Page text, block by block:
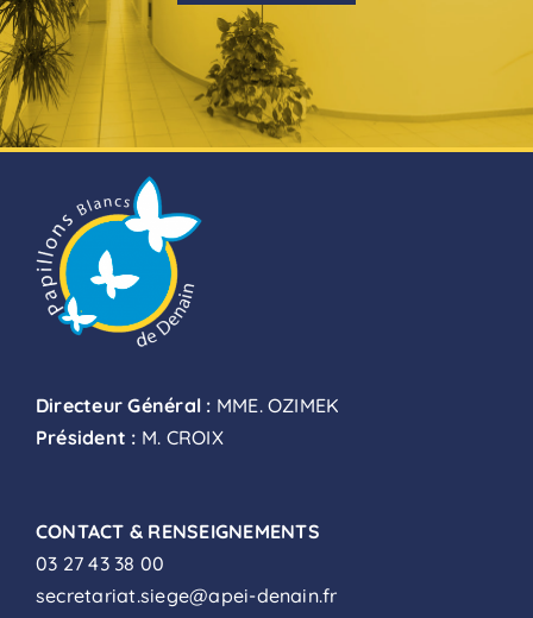
Directeur Général : MME. OZIMEK
Président : M. CROIX
CONTACT & RENSEIGNEMENTS
03 27 43 38 00
secretariat.siege@apei-denain.fr